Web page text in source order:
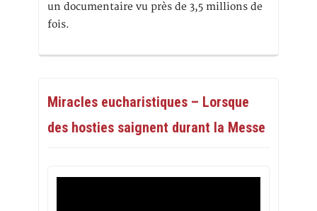
un documentaire vu près de 3,5 millions de
fois.
Miracles eucharistiques – Lorsque
des hosties saignent durant la Messe